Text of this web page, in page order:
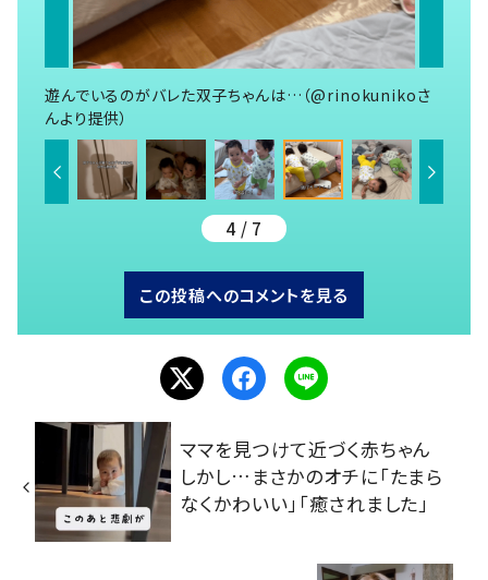
遊んでいるのがバレた双子ちゃんは…（@rinokunikoさ
んより提供）
4 / 7
この投稿へのコメントを見る
ママを見つけて近づく赤ちゃん
しかし…まさかのオチに「たまら
なくかわいい」「癒されました」